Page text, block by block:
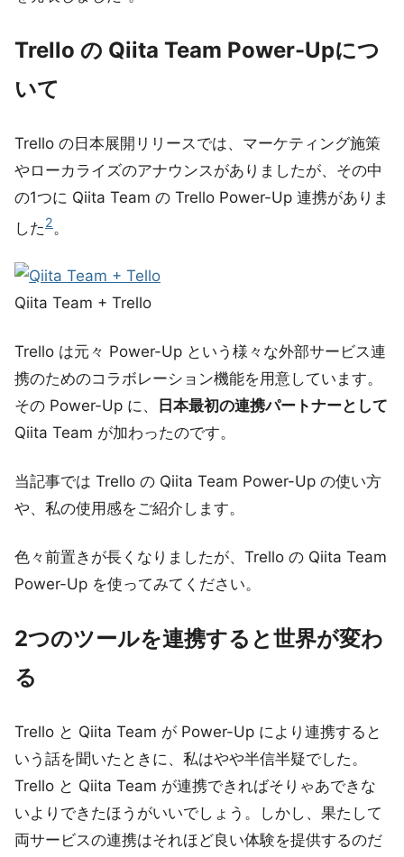
Trello の Qiita Team Power-Upにつ
いて
Trello の日本展開リリースでは、マーケティング施策
やローカライズのアナウンスがありましたが、その中
の1つに Qiita Team の Trello Power-Up 連携がありま
した2。
Qiita Team + Trello
Trello は元々 Power-Up という様々な外部サービス連
携のためのコラボレーション機能を用意しています。
その Power-Up に、
日本最初の連携パートナーとして
Qiita Team が加わったのです。
当記事では Trello の Qiita Team Power-Up の使い方
や、私の使用感をご紹介します。
色々前置きが長くなりましたが、Trello の Qiita Team
Power-Up を使ってみてください。
2つのツールを連携すると世界が変わ
る
Trello と Qiita Team が Power-Up により連携すると
いう話を聞いたときに、私はやや半信半疑でした。
Trello と Qiita Team が連携できればそりゃあできな
いよりできたほうがいいでしょう。しかし、果たして
両サービスの連携はそれほど良い体験を提供するのだ